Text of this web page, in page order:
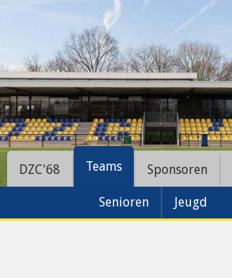
DZC'68 Teams
Senioren Jeugd
Sponsoren